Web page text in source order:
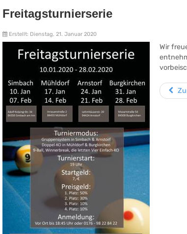
Freitagsturnierserie
Erstellt: Dienstag, 21. Januar 2020
Wir